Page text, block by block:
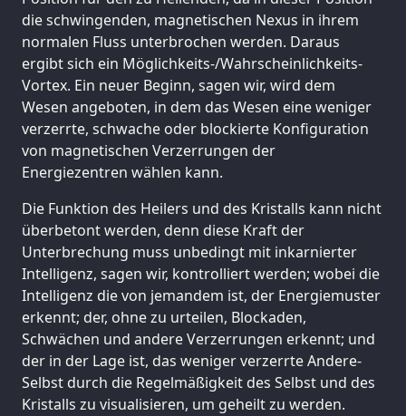
die schwingenden, magnetischen Nexus in ihrem
normalen Fluss unterbrochen werden. Daraus
ergibt sich ein Möglichkeits-/Wahrscheinlichkeits-
Vortex. Ein neuer Beginn, sagen wir, wird dem
Wesen angeboten, in dem das Wesen eine weniger
verzerrte, schwache oder blockierte Konfiguration
von magnetischen Verzerrungen der
Energiezentren wählen kann.
Die Funktion des Heilers und des Kristalls kann nicht
überbetont werden, denn diese Kraft der
Unterbrechung muss unbedingt mit inkarnierter
Intelligenz, sagen wir, kontrolliert werden; wobei die
Intelligenz die von jemandem ist, der Energiemuster
erkennt; der, ohne zu urteilen, Blockaden,
Schwächen und andere Verzerrungen erkennt; und
der in der Lage ist, das weniger verzerrte Andere-
Selbst durch die Regelmäßigkeit des Selbst und des
Kristalls zu visualisieren, um geheilt zu werden.